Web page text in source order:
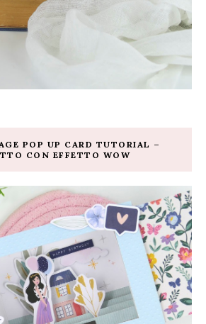
POP UP CARD TUTORIAL –
CON EFFETTO WOW